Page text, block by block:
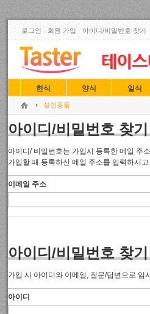
로그인 회원 가입 아이디/비밀번호 찾기
한식 양식 일식
성인용품
아이디/비밀번호 찾기
아이디/ 비밀번호는 가입시 등록한 메일 주
가입할 때 등록하신 메일 주소를 입력하시
이메일 주소
아이디/비밀번호 찾기
가입 시 아이디와 이메일, 질문/답변으로 임
아이디